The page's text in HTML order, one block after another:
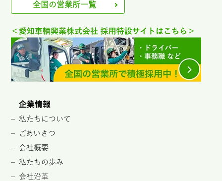
全国の営業所一覧
企業情報
私たちについて
ごあいさつ
会社概要
私たちの歩み
会社沿革